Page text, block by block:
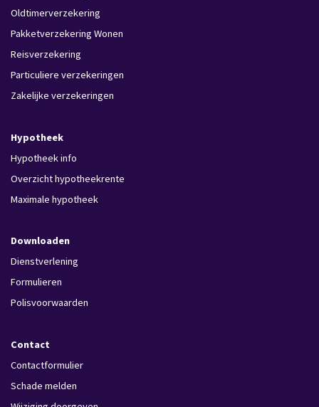
Oldtimerverzekering
Pakketverzekering Wonen
Reisverzekering
Particuliere verzekeringen
Zakelijke verzekeringen
Hypotheek
Hypotheek info
Overzicht hypotheekrente
Maximale hypotheek
Downloaden
Dienstverlening
Formulieren
Polisvoorwaarden
Contact
Contactformulier
Schade melden